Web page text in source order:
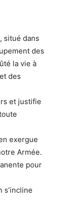
situé dans
des
la vie à
des
et justifie
exergue
Armée.
pour
s’incline